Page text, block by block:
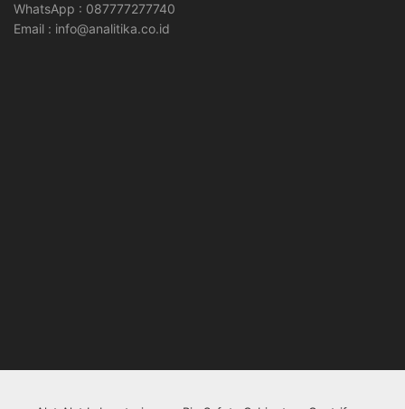
WhatsApp : 087777277740
Email : info@analitika.co.id